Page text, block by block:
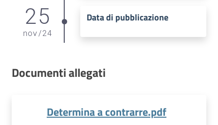
25
nov/24
Data di pubblicazione
Documenti allegati
Determina a contrarre.pdf